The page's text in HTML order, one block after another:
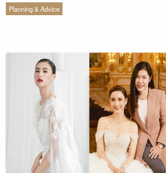
Planning & Advice